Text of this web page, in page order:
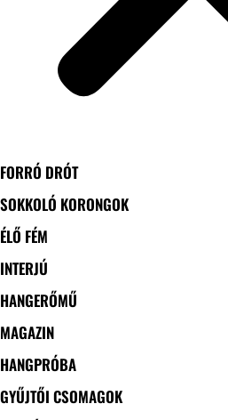
FORRÓ DRÓT
SOKKOLÓ KORONGOK
ÉLŐ FÉM
INTERJÚ
HANGERŐMŰ
MAGAZIN
HANGPRÓBA
GYŰJTŐI CSOMAGOK